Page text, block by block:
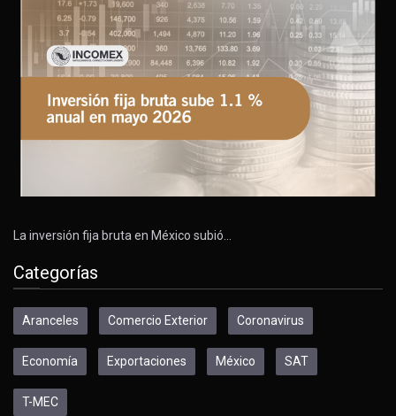
La inversión fija bruta en México subió…
Categorías
Aranceles Comercio Exterior Coronavirus
Economía Exportaciones México SAT
T-MEC